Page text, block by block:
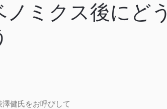
ミクス後にどう
健氏をお呼びして